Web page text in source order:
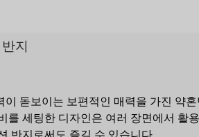
지
이 돋보이는 보편적인 매력을 가진 약
를 세팅한 디자인은 여러 장면에서 활